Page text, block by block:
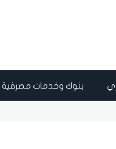
بنوك وخدمات مصرفية